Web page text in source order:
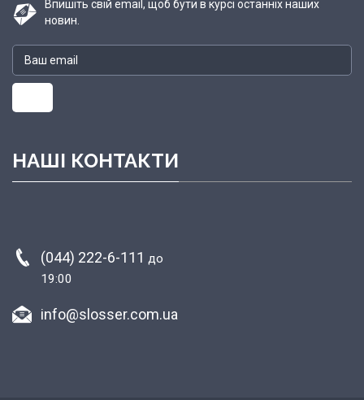
Впишіть свій email, щоб бути в курсі останніх наших
новин.
НАШІ КОНТАКТИ
(044) 222-6-111 до
19:00
info@slosser.com.ua